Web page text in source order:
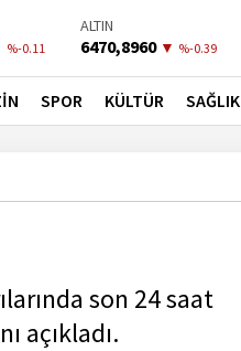
%-0.11
ALTIN
6470,8960 ▼ %-0.39
%4.06
BONO
41,5300 ▼ %-0.02
SPOR KÜLTÜR SAĞLIK
son 24 saat
açıkladı.